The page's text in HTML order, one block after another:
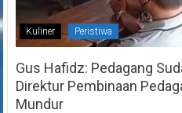
Kuliner Peristiwa
Gus Hafidz: Pedagang
Direktur Pembinaan
Mundur